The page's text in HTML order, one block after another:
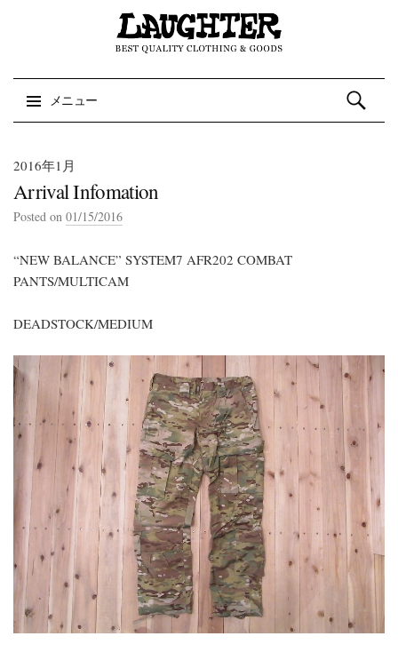
メニュー
検索:
2016年1月
Arrival Infomation
Posted on 01/15/2016
“NEW BALANCE” SYSTEM7 AFR202 COMBAT
PANTS/MULTICAM
DEADSTOCK/MEDIUM